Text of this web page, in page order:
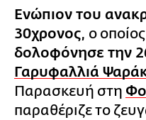
Ενώπιον του
30χρονος, ο
δολοφόνησε την
Γαρυφαλλιά
Παρασκευή στη
παραθέριζε το